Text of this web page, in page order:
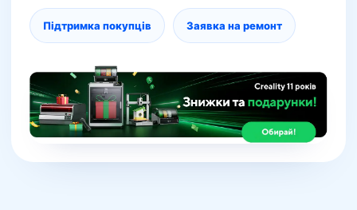
Підтримка покупців Заявка на ремонт